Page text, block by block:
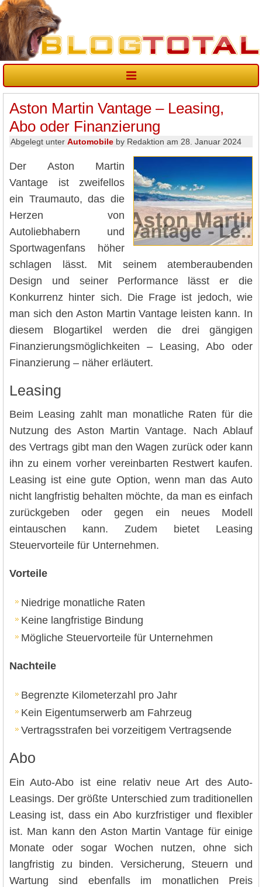
Aston Martin Vantage – Leasing,
Abo oder Finanzierung
Abgelegt unter Automobile by Redaktion am 28. Januar 2024
Der Aston Martin
Vantage ist zweifellos
ein Traumauto, das die
Herzen von
Autoliebhabern und
Sportwagenfans höher
schlagen lässt. Mit seinem atemberaubenden
Design und seiner Performance lässt er die
Konkurrenz hinter sich. Die Frage ist jedoch, wie
man sich den Aston Martin Vantage leisten kann. In
diesem Blogartikel werden die drei gängigen
Finanzierungsmöglichkeiten – Leasing, Abo oder
Finanzierung – näher erläutert.
Leasing
Beim Leasing zahlt man monatliche Raten für die
Nutzung des Aston Martin Vantage. Nach Ablauf
des Vertrags gibt man den Wagen zurück oder kann
ihn zu einem vorher vereinbarten Restwert kaufen.
Leasing ist eine gute Option, wenn man das Auto
nicht langfristig behalten möchte, da man es einfach
zurückgeben oder gegen ein neues Modell
eintauschen kann. Zudem bietet Leasing
Steuervorteile für Unternehmen.
Vorteile
Niedrige monatliche Raten
Keine langfristige Bindung
Mögliche Steuervorteile für Unternehmen
Nachteile
Begrenzte Kilometerzahl pro Jahr
Kein Eigentumserwerb am Fahrzeug
Vertragsstrafen bei vorzeitigem Vertragsende
Abo
Ein Auto-Abo ist eine relativ neue Art des Auto-
Leasings. Der größte Unterschied zum traditionellen
Leasing ist, dass ein Abo kurzfristiger und flexibler
ist. Man kann den Aston Martin Vantage für einige
Monate oder sogar Wochen nutzen, ohne sich
langfristig zu binden. Versicherung, Steuern und
Wartung sind ebenfalls im monatlichen Preis